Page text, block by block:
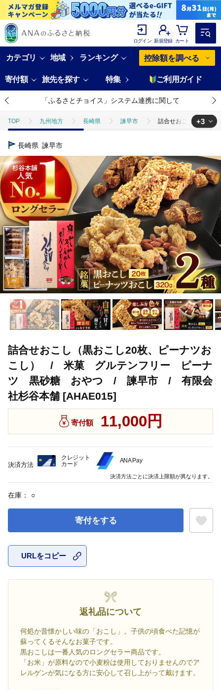
ログイン 新規登録 カート
カテゴリ 地域 ランキング 控除額を調べる
寄付額 旅先を探す 特集 ご利用ガイド
「ふるさとチョイス」システム連携に関して
TOP 九州地方 長崎県 諫早市 詰合せおこし（黒お
TOP
TOP パン・菓子類 和菓子 詰合せおこし（黒おこし20
TOP パン・菓子類 和菓子 ほかの和菓子 詰合せお
+3
長崎県 諫早市
詰合せおこし（黒おこし20枚、ピーナツお
こし） / 米菓 グルテンフリー ピーナ
ツ 黒砂糖 おやつ / 諫早市 / 有限会
社杉谷本舗 [AHAE015]
寄付額 11,000円
在庫： ○
寄付をする
URLをコピー
返礼品について
何処か昔懐かしい味の「おこし」。子供の頃食べた記憶が
蘇ってくるそんなお菓子です。
黒おこしは一番人気のロングセラー商品です。
「お米」が原料なので小麦粉は使用しておりませんのでア
レルゲンが気になる方に安心して召し上がって戴けます。
決済方法
クレジット
カード
ANA Pay
決済方法ごとに決済上限額が異なります。